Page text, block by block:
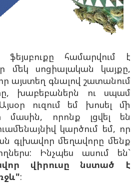
համարվում է
մեկ սոցիալական կայքը,
այստեղ գնալով շատանում
խաբեբաներն ու սպամ
ուզում եմ խոսել մի
որոնք լցվել են
կարծում եմ, որ
գլխավոր մեղավորը մենք
Ինչպես ասում են`
վիրուսը նստած է
: